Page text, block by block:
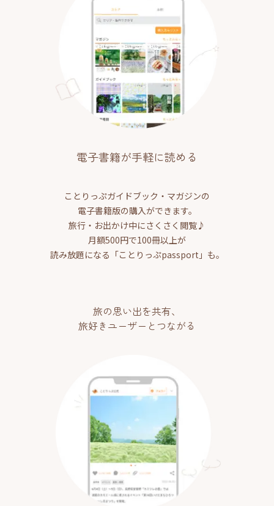
電子書籍が手軽に読める
ことりっぷガイドブック・マガジンの
電子書籍版の購入ができます。
旅行・お出かけ中にさくさく閲覧♪
月額500円で100冊以上が
読み放題になる「ことりっぷpassport」も。
旅の思い出を共有、
旅好きユーザーとつながる